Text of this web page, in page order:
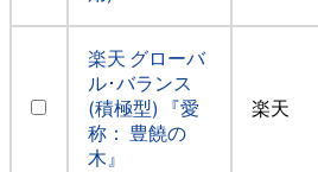
楽天 グローバ
ル･バランス
(積極型) 『愛
称： 豊饒の
木』
楽天